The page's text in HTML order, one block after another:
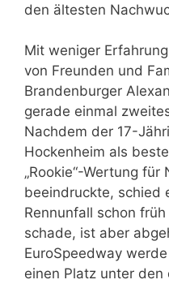
den ältesten
Mit weniger
von Freunden und
Brandenburger
gerade einmal
Nachdem der 17-
Hockenheim als
„Rookie“-Wertung für
beeindruckte, schied
Rennunfall schon
schade, ist aber
EuroSpeedway
einen Platz unter den